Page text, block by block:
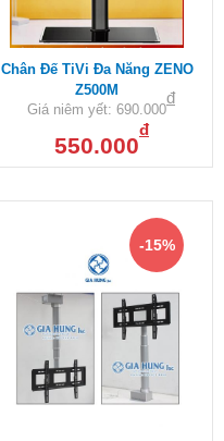
Chân Đế TiVi Đa Năng ZENO
Z500M
Giá niêm yết: 690.000
đ
550.000
đ
-15%